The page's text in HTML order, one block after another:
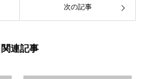
次の記事
関連記事